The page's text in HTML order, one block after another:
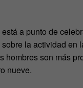
a punto de
la actividad
hombres son más
nueve.